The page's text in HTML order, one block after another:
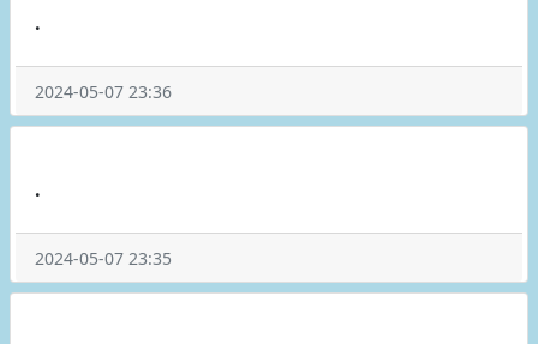
.
2024-05-07 23:36
.
2024-05-07 23:35